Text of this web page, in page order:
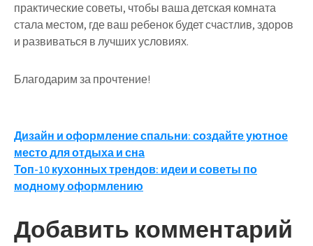
практические советы, чтобы ваша детская комната
стала местом, где ваш ребенок будет счастлив, здоров
и развиваться в лучших условиях.
Благодарим за прочтение!
Навигация
по
записям
Дизайн и оформление спальни: создайте уютное
место для отдыха и сна
Топ-10 кухонных трендов: идеи и советы по
модному оформлению
Добавить комментарий